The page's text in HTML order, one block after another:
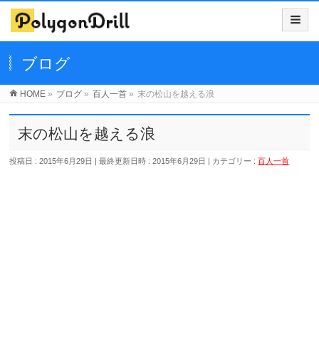
ブログ
HOME » ブログ » 百人一首 » 末の松山を越える浪
末の松山を越える浪
投稿日 : 2015年6月29日 最終更新日時 : 2015年6月29日 カテゴリー :百人一首